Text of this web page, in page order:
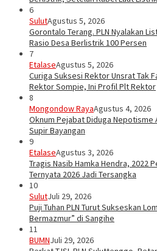
6
SulutAgustus 5, 2026
Gorontalo Terang. PLN Nyalakan
Rasio Desa Berlistrik 100 Persen
7
EtalaseAgustus 5, 2026
Curiga Suksesi Rektor Unsrat Tak
Rektor Sompie, Ini Profil Plt Rektor
8
Mongondow RayaAgustus 4, 2026
Oknum Pejabat Diduga Nepotisme
Supir Bayangan
9
EtalaseAgustus 3, 2026
Tragis Nasib Hamka Hendra, 2022
Ternyata 2026 Jadi Tersangka
10
SulutJuli 29, 2026
Puji Tuhan PLN Turut Sukseskan
Bermazmur” di Sangihe
11
BUMNJuli 29, 2026